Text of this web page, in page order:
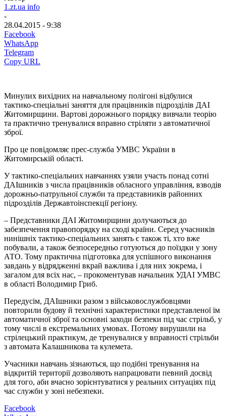
1.zt.ua info
-
28.04.2015 - 9:38
Facebook
WhatsApp
Telegram
Copy URL
Минулих вихідних на навчальному полігоні відбулися
тактико-спеціальні заняття для працівників підрозділів ДАІ
Житомирщини. Вартові дорожнього порядку вивчали теорію
та практично тренувалися вправно стріляти з автоматичної
зброї.
Про це повідомляє прес-служба УМВС України в
Житомирській області.
У тактико-спеціальних навчаннях узяли участь понад сотні
ДАІшників з числа працівників обласного управління, взводів
дорожньо-патрульної служби та представників районних
підрозділів Державтоінспекції регіону.
– Представники ДАІ Житомирщини долучаються до
забезпечення правопорядку на сході країни. Серед учасників
нинішніх тактико-спеціальних занять є також ті, хто вже
побували, а також безпосередньо готуються до поїздки у зону
АТО. Тому практична підготовка для успішного виконання
завдань у відрядженні вкрай важлива і для них зокрема, і
загалом для всіх нас, – прокоментував начальник УДАІ УМВС
в області Володимир Гриб.
Передусім, ДАІшники разом з військовослужбовцями
повторили будову й технічні характеристики представленої їм
автоматичної зброї та основні заходи безпеки під час стрільб, у
тому числі в екстремальних умовах. Потому вирушили на
стрілецький практикум, де тренувалися у вправності стрільби
з автомата Калашникова та кулемета.
Учасники навчань зізнаються, що подібні тренування на
відкритій території дозволяють напрацювати певний досвід
для того, аби вчасно зорієнтуватися у реальних ситуаціях під
час служби у зоні небезпеки.
Facebook